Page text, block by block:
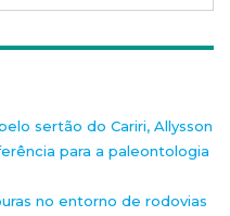
sertão do Cariri, Allysson
para a paleontologia
no entorno de rodovias